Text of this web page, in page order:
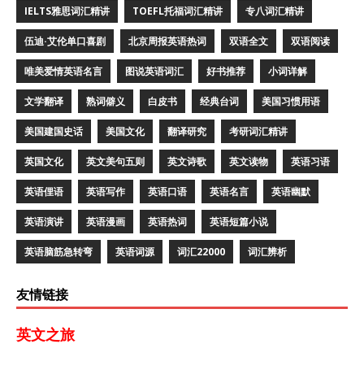
IELTS雅思词汇精讲 TOEFL托福词汇精讲 专八词汇精讲
伍迪·艾伦单口喜剧 北京周报英语热词 双语全文 双语阅读
唯美爱情英语名言 图说英语词汇 好书推荐 小词详解
文学翻译 熟词僻义 白皮书 经典台词 美国习惯用语
美国建国史话 美国文化 翻译研究 考研词汇精讲
英国文化 英文美句五则 英文诗歌 英文读物 英语习语
英语俚语 英语写作 英语口语 英语名言 英语幽默
英语演讲 英语漫画 英语热词 英语短篇小说
英语脑筋急转弯 英语词源 词汇22000 词汇辨析
友情链接
英文之旅